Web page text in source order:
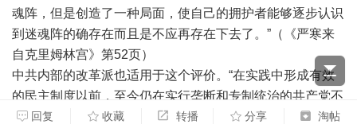
魂阵，但是创造了一种局面，使自己的拥护者能够逐步认识
到迷魂阵的确存在而且是不应再存在下去了。”（《严寒来
自克里姆林宫》第52页）
中共内部的改革派也适用于这个评价。“在实践中形成有效
的民主制度以前，至今仍在实行垄断和专制统治的共产党不
能失去领导权。”（同上）
回复 收藏 转播 分享 淘帖